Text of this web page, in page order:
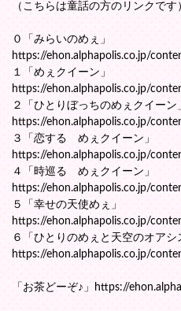
（こちらは童話の方のリンクです
０「みらいのめぇ」
https://ehon.alphapolis.co.jp/
１「めぇクイーン」
https://ehon.alphapolis.co.jp/
２「ひとりぼっちのめぇクイーン
https://ehon.alphapolis.co.jp/
３「恋する めぇクイーン」
https://ehon.alphapolis.co.jp/
４「時巡る めぇクイーン」
https://ehon.alphapolis.co.jp/
５「幸せの天使めぇ」
https://ehon.alphapolis.co.jp/
６「ひとりのめぇと天空のオアシ
https://ehon.alphapolis.co.jp/
「お茶どーぞ♪」https://